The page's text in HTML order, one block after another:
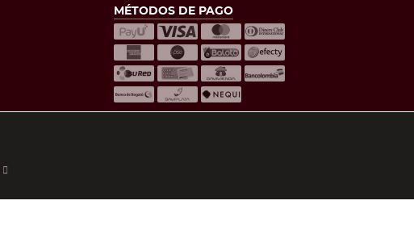
MÉTODOS DE PAGO